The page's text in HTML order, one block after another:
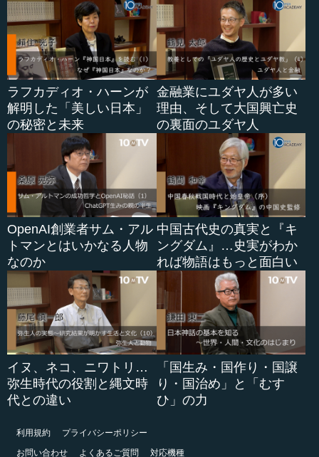
ラフカディオ・ハーンが
解明した「美しい日本」
の秘密と未来
金融業にユダヤ人が多い
理由、そして大国興亡史
の裏面のユダヤ人
OpenAI創業者サム・アル
トマンとはいかなる人物
なのか
中国古代史の真実と『キ
ングダム』…史実がわか
れば物語はもっと面白い
イヌ、ネコ、ニワトリ…
弥生時代の役割と縄文時
代との違い
「国生み・国作り・国譲
り・国治め」と「むす
ひ」の力
利用規約
プライバシーポリシー
お問い合わせ
よくあるご質問 対応機種